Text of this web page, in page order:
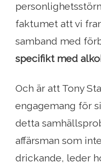
faktumet att vi
samband med
specifikt med
Och är att Tony
engagemang för
detta
affärsman som
drickande, leder